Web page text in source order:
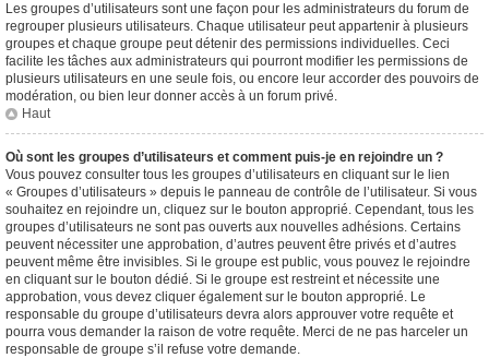
Les groupes d’utilisateurs sont une façon pour les administrateurs du forum de
regrouper plusieurs utilisateurs. Chaque utilisateur peut appartenir à plusieurs
groupes et chaque groupe peut détenir des permissions individuelles. Ceci
facilite les tâches aux administrateurs qui pourront modifier les permissions de
plusieurs utilisateurs en une seule fois, ou encore leur accorder des pouvoirs de
modération, ou bien leur donner accès à un forum privé.
Haut
Où sont les groupes d’utilisateurs et comment puis-je en rejoindre un ?
Vous pouvez consulter tous les groupes d’utilisateurs en cliquant sur le lien
« Groupes d’utilisateurs » depuis le panneau de contrôle de l’utilisateur. Si vous
souhaitez en rejoindre un, cliquez sur le bouton approprié. Cependant, tous les
groupes d’utilisateurs ne sont pas ouverts aux nouvelles adhésions. Certains
peuvent nécessiter une approbation, d’autres peuvent être privés et d’autres
peuvent même être invisibles. Si le groupe est public, vous pouvez le rejoindre
en cliquant sur le bouton dédié. Si le groupe est restreint et nécessite une
approbation, vous devez cliquer également sur le bouton approprié. Le
responsable du groupe d’utilisateurs devra alors approuver votre requête et
pourra vous demander la raison de votre requête. Merci de ne pas harceler un
responsable de groupe s’il refuse votre demande.